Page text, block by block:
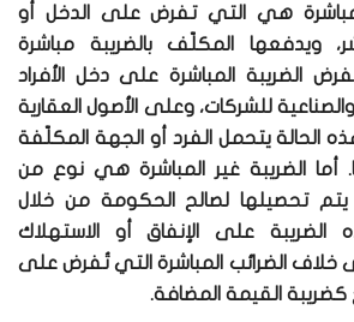
هي التي تفرض على الدخل أو
ويدفعها المكلّف بالضريبة مباشرة
الضريبة المباشرة على دخل الأفراد
والصناعية للشركات، وعلى الأصول العقارية
الحالة يتحمل الفرد أو الجهة المكلّفة
أما الضريبة غير المباشرة هي نوع من
يتم تحصيلها لصالح الحكومة من خلال
على الإنفاق أو الاستهلاك
خلاف الضرائب المباشرة التي تُفرض على
كضريبة القيمة المضافة.